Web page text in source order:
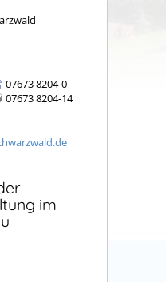
07673 8204-0
07673 8204-14
im